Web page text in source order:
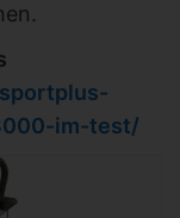
im-test/